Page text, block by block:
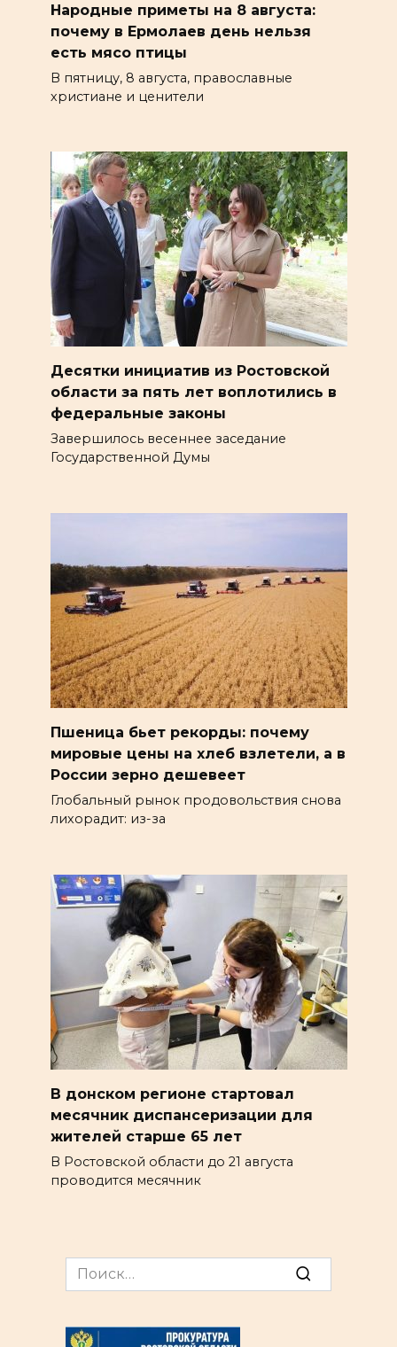
Народные приметы на 8 августа:
почему в Ермолаев день нельзя
есть мясо птицы
В пятницу, 8 августа, православные
христиане и ценители
Десятки инициатив из Ростовской
области за пять лет воплотились в
федеральные законы
Завершилось весеннее заседание
Государственной Думы
Пшеница бьет рекорды: почему
мировые цены на хлеб взлетели, а в
России зерно дешевеет
Глобальный рынок продовольствия снова
лихорадит: из-за
В донском регионе стартовал
месячник диспансеризации для
жителей старше 65 лет
В Ростовской области до 21 августа
проводится месячник
Search
for: